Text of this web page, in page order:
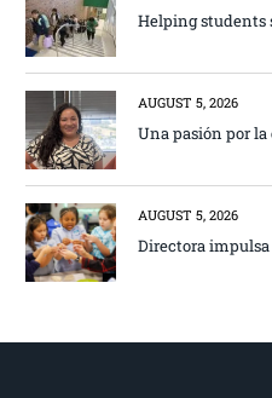
Helping students
AUGUST 5, 2026
Una pasión por
AUGUST 5, 2026
Directora